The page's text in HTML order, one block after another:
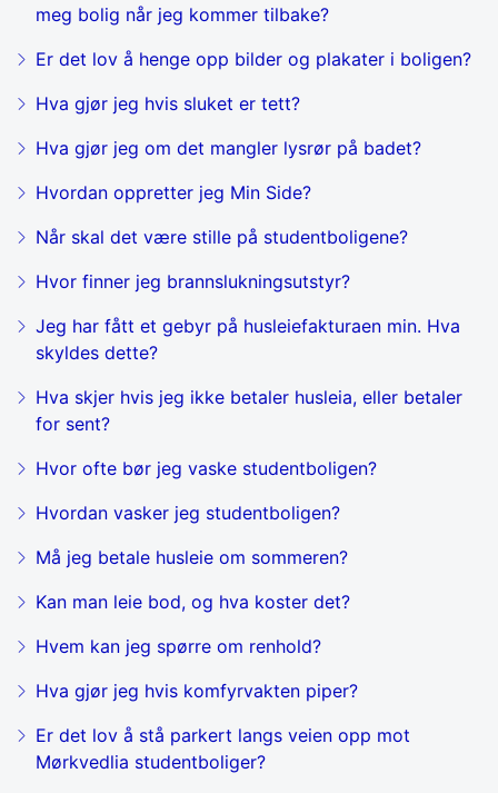
meg bolig når jeg kommer tilbake?
Er det lov å henge opp bilder og plakater i boligen?
Hva gjør jeg hvis sluket er tett?
Hva gjør jeg om det mangler lysrør på badet?
Hvordan oppretter jeg Min Side?
Når skal det være stille på studentboligene?
Hvor finner jeg brannslukningsutstyr?
Jeg har fått et gebyr på husleiefakturaen min. Hva
skyldes dette?
Hva skjer hvis jeg ikke betaler husleia, eller betaler
for sent?
Hvor ofte bør jeg vaske studentboligen?
Hvordan vasker jeg studentboligen?
Må jeg betale husleie om sommeren?
Kan man leie bod, og hva koster det?
Hvem kan jeg spørre om renhold?
Hva gjør jeg hvis komfyrvakten piper?
Er det lov å stå parkert langs veien opp mot
Mørkvedlia studentboliger?